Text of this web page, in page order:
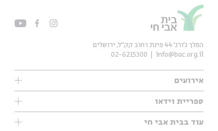
אירועים
עיון
אנגלית
ספריית וידאו
ילדים
מוזיקה
עוד בבית אבי חי
המלך ג'ורג' 44 פינת רחוב קק״ל, ירושלים
info@bac.org.il
02-6215300